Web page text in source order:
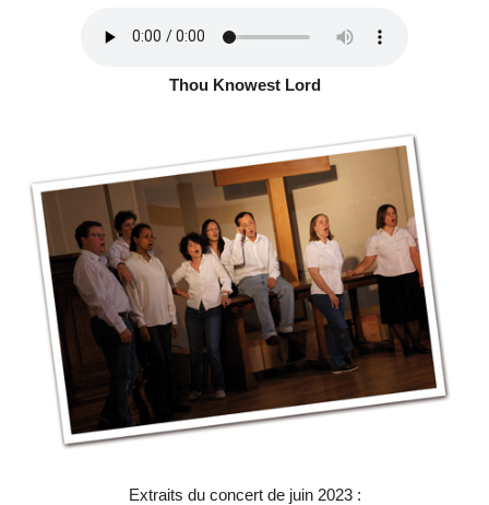
Thou Knowest Lord
Extraits du concert de juin 2023 :